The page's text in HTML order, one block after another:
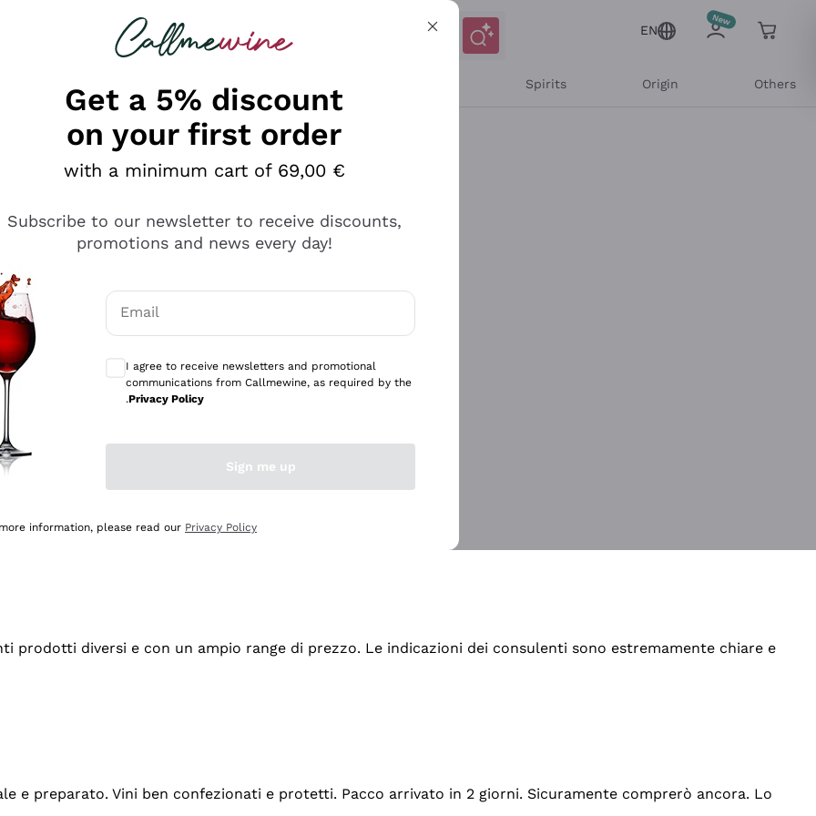
looking for
EN
Spirits Origin Others
professionalità
diversi e con un ampio range di prezzo. Le indicazioni dei consulenti sono estremamente chiare e
e preparato. Vini ben confezionati e protetti. Pacco arrivato in 2 giorni. Sicuramente comprerò ancora. Lo
Get a 5% discount
on your first order
with a minimum cart of 69,00 €
Subscribe to our newsletter to receive discounts,
promotions and news every day!
Email
I agree to receive newsletters and promotional
communications from Callmewine, as required by the
.Privacy Policy
Sign me up
information, please read our Privacy Policy